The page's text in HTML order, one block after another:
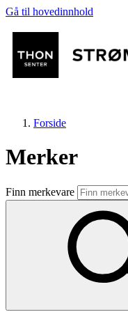
Gå til hovedinnhold
Butikker
Mat og drikke
Aktiviteter
Forside
Merker
Finn merkevare